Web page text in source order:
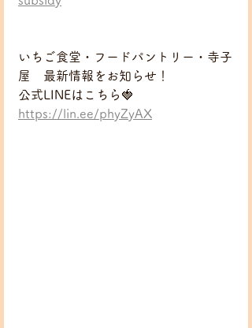
いちご食堂・フードパントリー・寺子
屋　最新情報をお知らせ！
公式LINEはこちら🍓
https://lin.ee/phyZyAX